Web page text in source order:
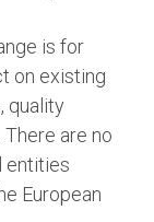
is for
on existing
quality
are no
entities
European